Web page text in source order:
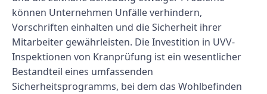
können Unternehmen Unfälle verhindern,
Vorschriften einhalten und die Sicherheit ihrer
Mitarbeiter gewährleisten. Die Investition in UVV-
Inspektionen von Kranprüfung ist ein wesentlicher
Bestandteil eines umfassenden
Sicherheitsprogramms, bei dem das Wohlbefinden